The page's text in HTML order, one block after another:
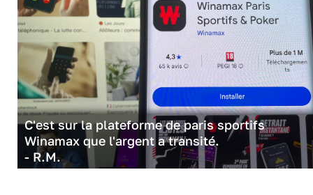
C'est sur la plateforme de paris sportifs
Winamax que l'argent a transité.
- R.M.